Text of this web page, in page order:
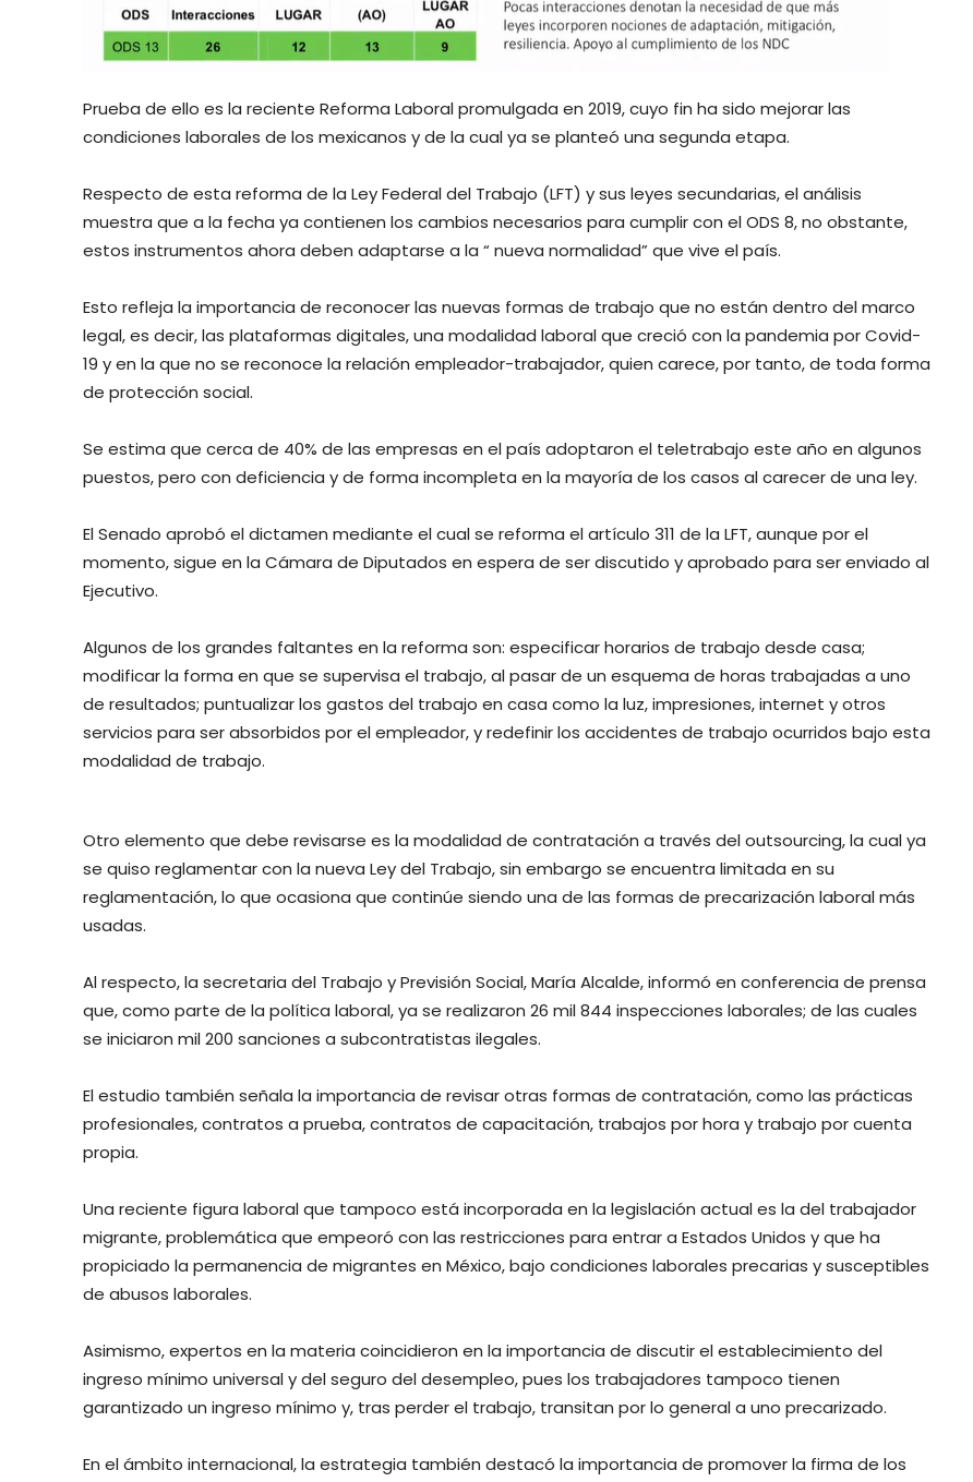
Prueba de ello es la reciente Reforma Laboral promulgada en 2019, cuyo fin ha sido mejorar las
condiciones laborales de los mexicanos y de la cual ya se planteó una segunda etapa.
Respecto de esta reforma de la Ley Federal del Trabajo (LFT) y sus leyes secundarias, el análisis
muestra que a la fecha ya contienen los cambios necesarios para cumplir con el ODS 8, no obstante,
estos instrumentos ahora deben adaptarse a la “ nueva normalidad” que vive el país.
Esto refleja la importancia de reconocer las nuevas formas de trabajo que no están dentro del marco
legal, es decir, las plataformas digitales, una modalidad laboral que creció con la pandemia por Covid-
19 y en la que no se reconoce la relación empleador-trabajador, quien carece, por tanto, de toda forma
de protección social.
Se estima que cerca de 40% de las empresas en el país adoptaron el teletrabajo este año en algunos
puestos, pero con deficiencia y de forma incompleta en la mayoría de los casos al carecer de una ley.
El Senado aprobó el dictamen mediante el cual se reforma el artículo 311 de la LFT, aunque por el
momento, sigue en la Cámara de Diputados en espera de ser discutido y aprobado para ser enviado al
Ejecutivo.
Algunos de los grandes faltantes en la reforma son: especificar horarios de trabajo desde casa;
modificar la forma en que se supervisa el trabajo, al pasar de un esquema de horas trabajadas a uno
de resultados; puntualizar los gastos del trabajo en casa como la luz, impresiones, internet y otros
servicios para ser absorbidos por el empleador, y redefinir los accidentes de trabajo ocurridos bajo esta
modalidad de trabajo.
Otro elemento que debe revisarse es la modalidad de contratación a través del outsourcing, la cual ya
se quiso reglamentar con la nueva Ley del Trabajo, sin embargo se encuentra limitada en su
reglamentación, lo que ocasiona que continúe siendo una de las formas de precarización laboral más
usadas.
Al respecto, la secretaria del Trabajo y Previsión Social, María Alcalde, informó en conferencia de prensa
que, como parte de la política laboral, ya se realizaron 26 mil 844 inspecciones laborales; de las cuales
se iniciaron mil 200 sanciones a subcontratistas ilegales.
El estudio también señala la importancia de revisar otras formas de contratación, como las prácticas
profesionales, contratos a prueba, contratos de capacitación, trabajos por hora y trabajo por cuenta
propia.
Una reciente figura laboral que tampoco está incorporada en la legislación actual es la del trabajador
migrante, problemática que empeoró con las restricciones para entrar a Estados Unidos y que ha
propiciado la permanencia de migrantes en México, bajo condiciones laborales precarias y susceptibles
de abusos laborales.
Asimismo, expertos en la materia coincidieron en la importancia de discutir el establecimiento del
ingreso mínimo universal y del seguro del desempleo, pues los trabajadores tampoco tienen
garantizado un ingreso mínimo y, tras perder el trabajo, transitan por lo general a uno precarizado.
En el ámbito internacional, la estrategia también destacó la importancia de promover la firma de los